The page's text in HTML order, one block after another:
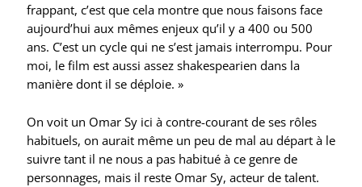
frappant, c’est que cela montre que nous faisons face
aujourd’hui aux mêmes enjeux qu’il y a 400 ou 500
ans. C’est un cycle qui ne s’est jamais interrompu. Pour
moi, le film est aussi assez shakespearien dans la
manière dont il se déploie. »
On voit un Omar Sy ici à contre-courant de ses rôles
habituels, on aurait même un peu de mal au départ à le
suivre tant il ne nous a pas habitué à ce genre de
personnages, mais il reste Omar Sy, acteur de talent.